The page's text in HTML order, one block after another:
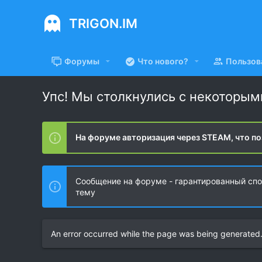
TRIGON.IM
Форумы Что нового?
Упс! Мы столкнулись с
На форуме авторизация через STEAM, что
Сообщение на форуме - гарантированный
тему
An error occurred while the page was being